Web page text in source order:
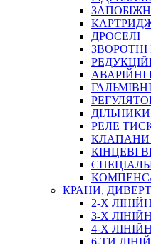
ЧЕРВ`ЯЧНІ
ПРУЖИННІ
НЕЙЛОНОВІ
ПРОРЕЗИНЕНІ
АВТОТОВАРИ
ДРОСЕЛІ
РЕЛЕ
КЛАПАНИ
КІНЦЕВІ
КРАНИ,
2-Х
3-Х
4-Х
6-ТИ